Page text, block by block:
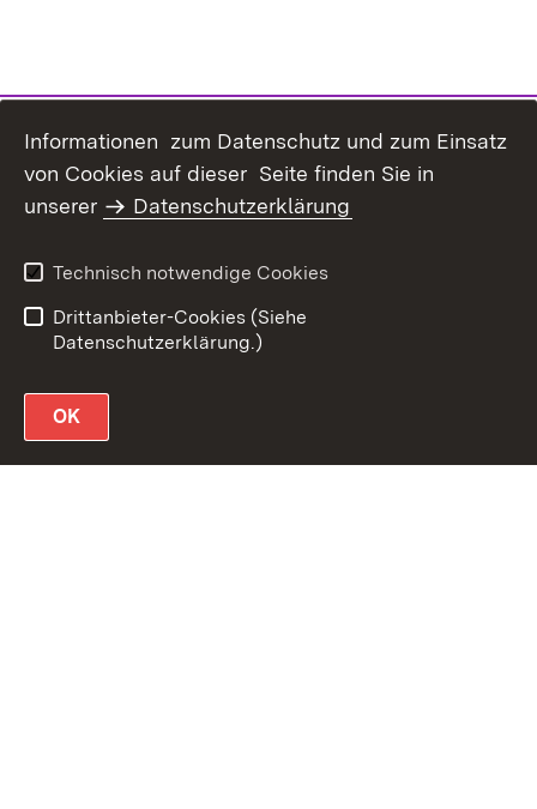
Informationen zum Datenschutz und zum Einsatz
von Cookies auf dieser Seite finden Sie in
unserer
Datenschutzerklärung
Technisch notwendige Cookies
Drittanbieter-Cookies (Siehe
Datenschutzerklärung.)
OK